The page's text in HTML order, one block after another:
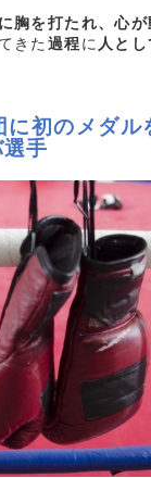
胸を打たれ、心が
きた 過程 に 人と
に初のメダル
手